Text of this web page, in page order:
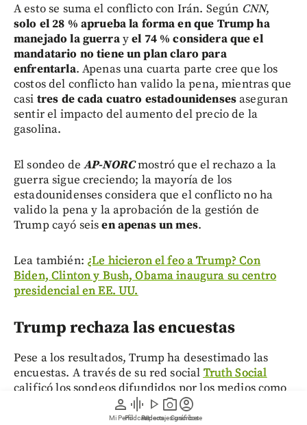
person
Mi Perfil
graphic_eq
Pódcast
play_arrow
Videos
photo_camera
Reportajes gráficos
account_circle
Suscríbete
A esto se suma el conflicto con Irán. Según CNN,
solo el 28 % aprueba la forma en que Trump ha
manejado la guerrayel 74 % considera que el
mandatario no tiene un plan claro para
enfrentarla. Apenas una cuarta parte cree que los
costos del conflicto han valido la pena, mientras que
casi tres de cada cuatro estadounidensesaseguran
sentir el impacto del aumento del precio de la
gasolina.
El sondeo de AP-NORCmostró que el rechazo a la
guerra sigue creciendo; la mayoría de los
estadounidenses considera que el conflicto no ha
valido la pena y la aprobación de la gestión de
Trump cayó seisen apenas un mes.
Lea también: ¿Le hicieron el feo a Trump? Con
Biden, Clinton y Bush, Obama inaugura su centro
presidencial en EE. UU.
Trump rechaza las encuestas
Pese a los resultados, Trump ha desestimado las
encuestas. A través de su red social Truth Social
calificó los sondeos difundidos por los medios como
y aseguró que sus niveles reales de
“son los más altos que han existido”.